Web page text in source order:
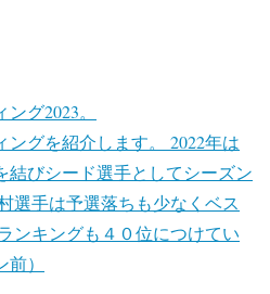
グ2023。
グを紹介します。 2022年は
結びシード選手としてシーズン
選手は予選落ちも少なくベス
ンキングも４０位につけてい
）